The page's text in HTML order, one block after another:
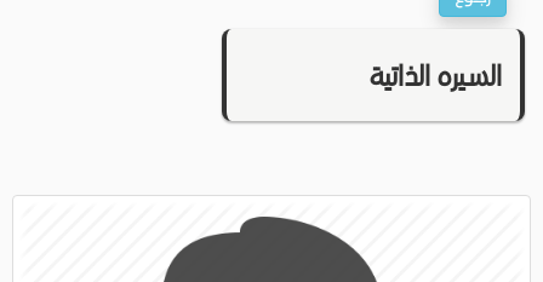
السيره الذاتية